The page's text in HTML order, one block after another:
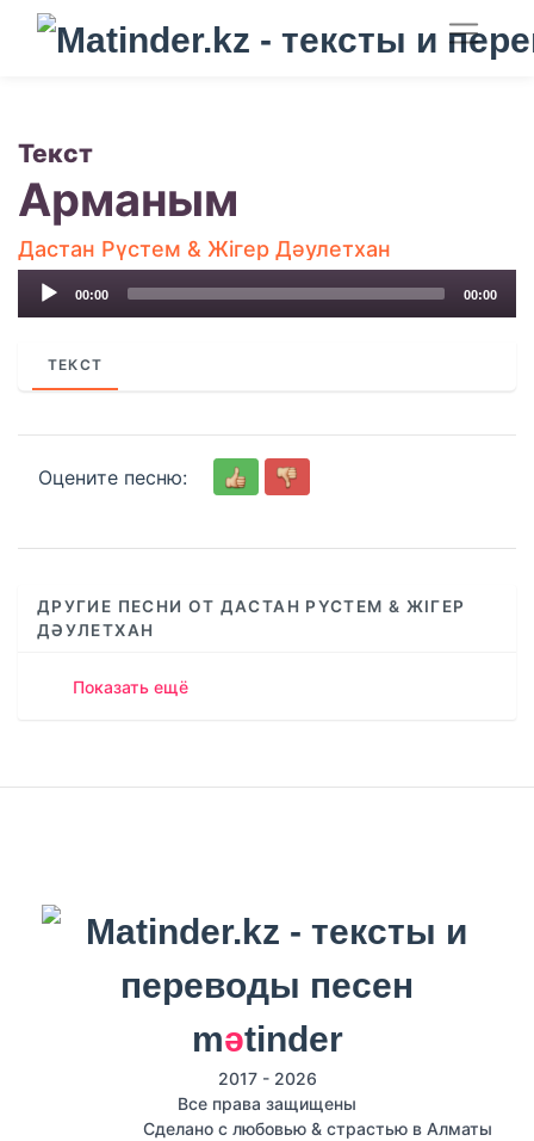
Текст
Арманым
Дастан Рүстем & Жігер Дәулетхан
Audio
00:00 00:00
ТЕКСТ
Оцените песню:
ДРУГИЕ ПЕСНИ ОТ ДАСТАН РҮСТЕМ & ЖІГЕР
ДӘУЛЕТХАН
Показать ещё
mәtinder
2017 - 2026
Все права защищены
Сделано с любовью & страстью в Алматы